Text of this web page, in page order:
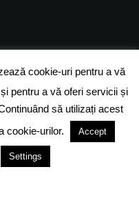
All rights reserved.
DESPRE COOKIES
TERMENI SI CONDITII
cookie-uri pentru a vă
pentru a vă oferi servicii și
să utilizați acest
cookie-urilor.
Accept
Settings